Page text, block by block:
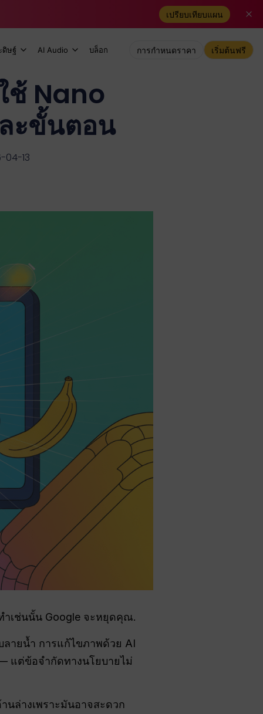
เปรียบเทียบแผน
ดิษฐ์ AI Audio บล็อก การกำหนดราคา เริ่มต้นฟรี
ช้ Nano
ะขั้นตอน
04-13
เช่นนั้น Google จะหยุดคุณ.
ลายน้ำ การแก้ไขภาพด้วย AI
แต่ข้อจำกัดทางนโยบายไม่
ล่างเพราะมันอาจสะดวก